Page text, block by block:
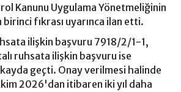
Kanunu Uygulama Yönetmeliğinin
fıkrası uyarınca ilan etti.
ilişkin başvuru 7918/2/1-1,
ruhsata ilişkin başvuru ise
geçti. Onay verilmesi halinde
2026'dan itibaren iki yıl daha